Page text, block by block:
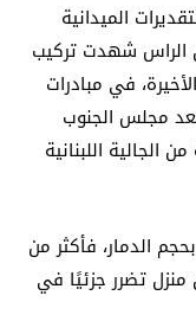
الميدانية
الراس شهدت تركيب
الأخيرة، في مبادرات
مجلس الجنوب
من الجالية اللبنانية
الدمار، فأكثر من
منزل تضرر جزئيًا في